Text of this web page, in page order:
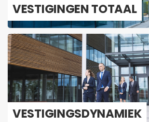
VES­TI­GIN­GEN TO­TAAL
VES­TI­GINGS­DY­NA­MIEK